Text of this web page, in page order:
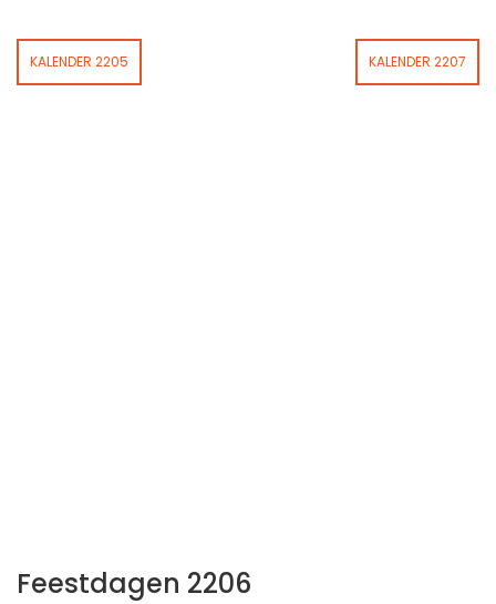
KALENDER 2205 KALENDER 2207
Feestdagen 2206